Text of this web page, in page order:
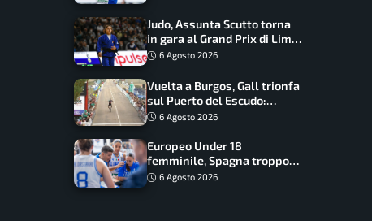
Judo, Assunta Scutto torna
in gara al Grand Prix di Lima:
17 azzurri convocati
6 Agosto 2026
Vuelta a Burgos, Gall trionfa
sul Puerto del Escudo:
Ciccone secondo e nuova
6 Agosto 2026
Europeo Under 18
femminile, Spagna troppo
forte: Italia battuta 95-41,
6 Agosto 2026